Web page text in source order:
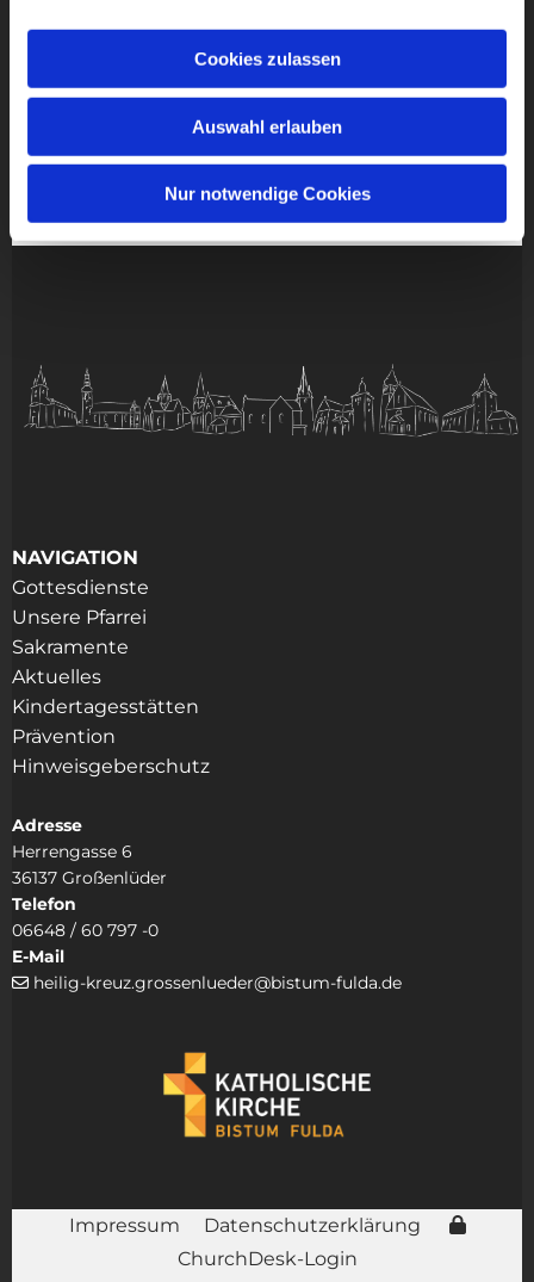
Cookies zulassen
Auswahl erlauben
Nur notwendige Cookies
NAVIGATION
Gottesdienste
Unsere Pfarrei
Sakramente
Aktuelles
Kindertagesstätten
Prävention
Hinweisgeberschutz
Adresse
Herrengasse 6
36137 Großenlüder
Telefon
06648 / 60 797 -0
E-Mail
 heilig-kreuz.grossenlueder@bistum-fulda.de
Impressum
Datenschutzerklärung
ChurchDesk-Login